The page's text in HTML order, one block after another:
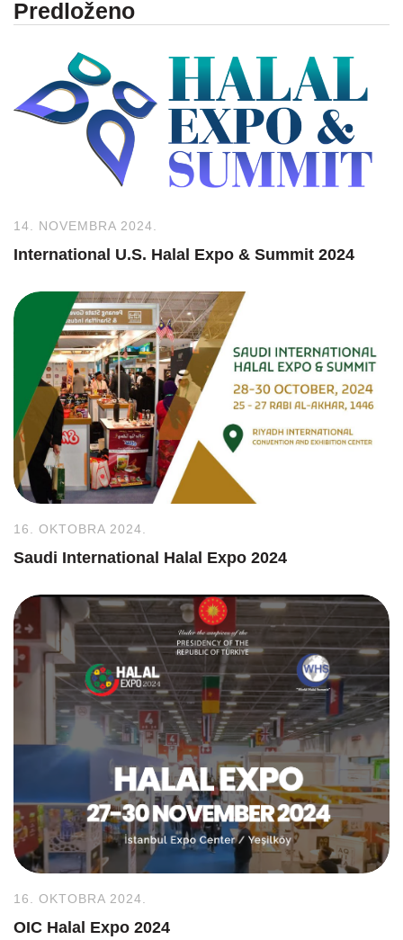
Predloženo
14. NOVEMBRA 2024.
International U.S. Halal Expo & Summit 2024
16. OKTOBRA 2024.
Saudi International Halal Expo 2024
16. OKTOBRA 2024.
OIC Halal Expo 2024